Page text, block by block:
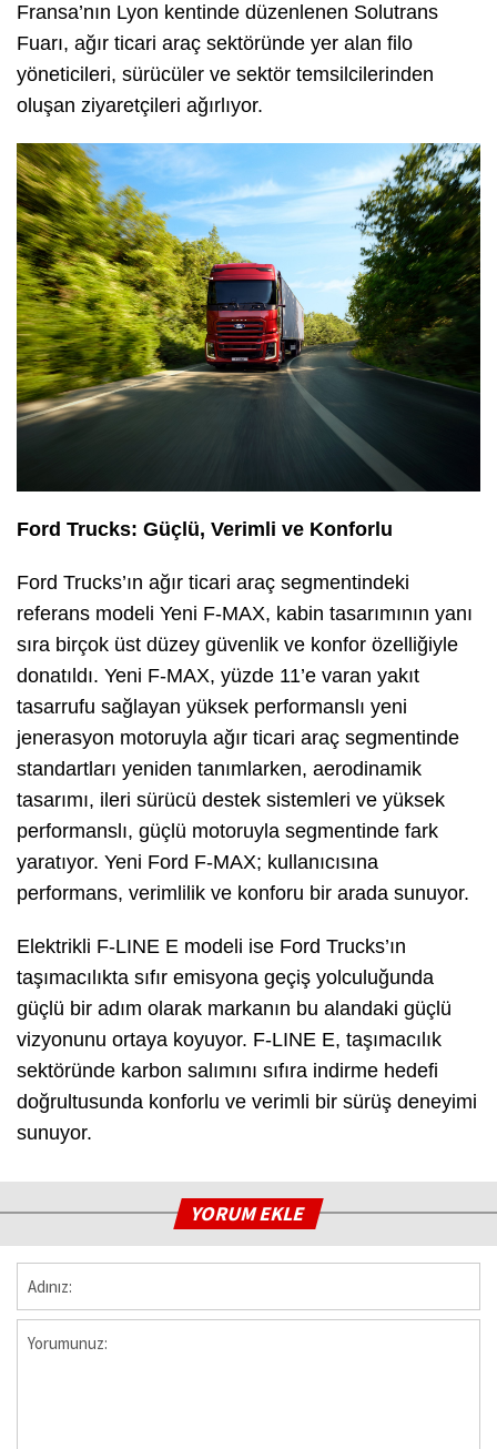
Fransa’nın Lyon kentinde düzenlenen Solutrans
Fuarı, ağır ticari araç sektöründe yer alan filo
yöneticileri, sürücüler ve sektör temsilcilerinden
oluşan ziyaretçileri ağırlıyor.
Ford Trucks: Güçlü, Verimli ve Konforlu
Ford Trucks’ın ağır ticari araç segmentindeki
referans modeli Yeni F-MAX, kabin tasarımının yanı
sıra birçok üst düzey güvenlik ve konfor özelliğiyle
donatıldı. Yeni F-MAX, yüzde 11’e varan yakıt
tasarrufu sağlayan yüksek performanslı yeni
jenerasyon motoruyla ağır ticari araç segmentinde
standartları yeniden tanımlarken, aerodinamik
tasarımı, ileri sürücü destek sistemleri ve yüksek
performanslı, güçlü motoruyla segmentinde fark
yaratıyor. Yeni Ford F-MAX; kullanıcısına
performans, verimlilik ve konforu bir arada sunuyor.
Elektrikli F-LINE E modeli ise Ford Trucks’ın
taşımacılıkta sıfır emisyona geçiş yolculuğunda
güçlü bir adım olarak markanın bu alandaki güçlü
vizyonunu ortaya koyuyor. F-LINE E, taşımacılık
sektöründe karbon salımını sıfıra indirme hedefi
doğrultusunda konforlu ve verimli bir sürüş deneyimi
sunuyor.
YORUM EKLE